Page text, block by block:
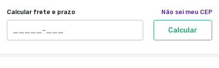
Calcular frete e prazo Não sei meu CEP
Calcular